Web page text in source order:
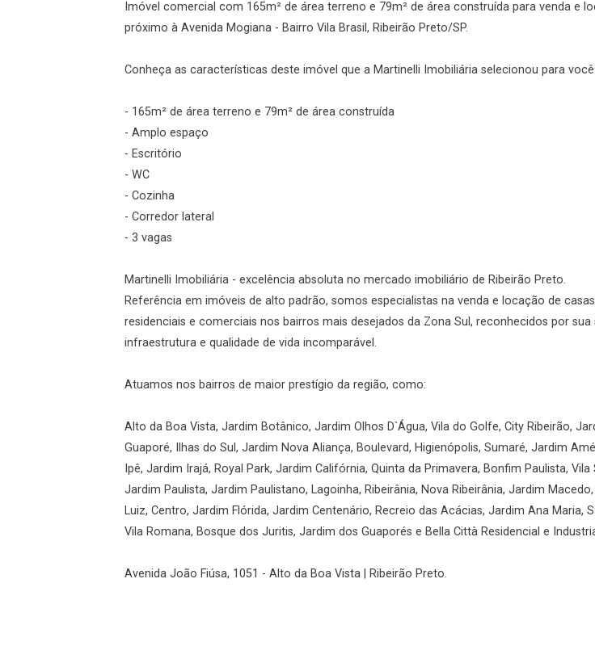
Imóvel comercial com 165m² de área terreno e 79m² de área construída para venda e
próximo à Avenida Mogiana - Bairro Vila Brasil, Ribeirão Preto/SP.
Conheça as características deste imóvel que a Martinelli Imobiliária selecionou para você:
- 165m² de área terreno e 79m² de área construída
- Amplo espaço
- Escritório
- WC
- Cozinha
- Corredor lateral
- 3 vagas
Martinelli Imobiliária - excelência absoluta no mercado imobiliário de Ribeirão Preto.
Referência em imóveis de alto padrão, somos especialistas na venda e locação de
residenciais e comerciais nos bairros mais desejados da Zona Sul, reconhecidos por sua
infraestrutura e qualidade de vida incomparável.
Atuamos nos bairros de maior prestígio da região, como:
Alto da Boa Vista, Jardim Botânico, Jardim Olhos D`Água, Vila do Golfe, City Ribeirão,
Guaporé, Ilhas do Sul, Jardim Nova Aliança, Boulevard, Higienópolis, Sumaré, Jardim
Ipê, Jardim Irajá, Royal Park, Jardim Califórnia, Quinta da Primavera, Bonfim Paulista, Vila
Jardim Paulista, Jardim Paulistano, Lagoinha, Ribeirânia, Nova Ribeirânia, Jardim
Luiz, Centro, Jardim Flórida, Jardim Centenário, Recreio das Acácias, Jardim Ana Maria,
Vila Romana, Bosque dos Juritis, Jardim dos Guaporés e Bella Città Residencial e
Avenida João Fiúsa, 1051 - Alto da Boa Vista | Ribeirão Preto.